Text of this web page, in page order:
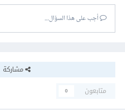
أجب على هذا السؤال...
مشاركة
متابعون
0